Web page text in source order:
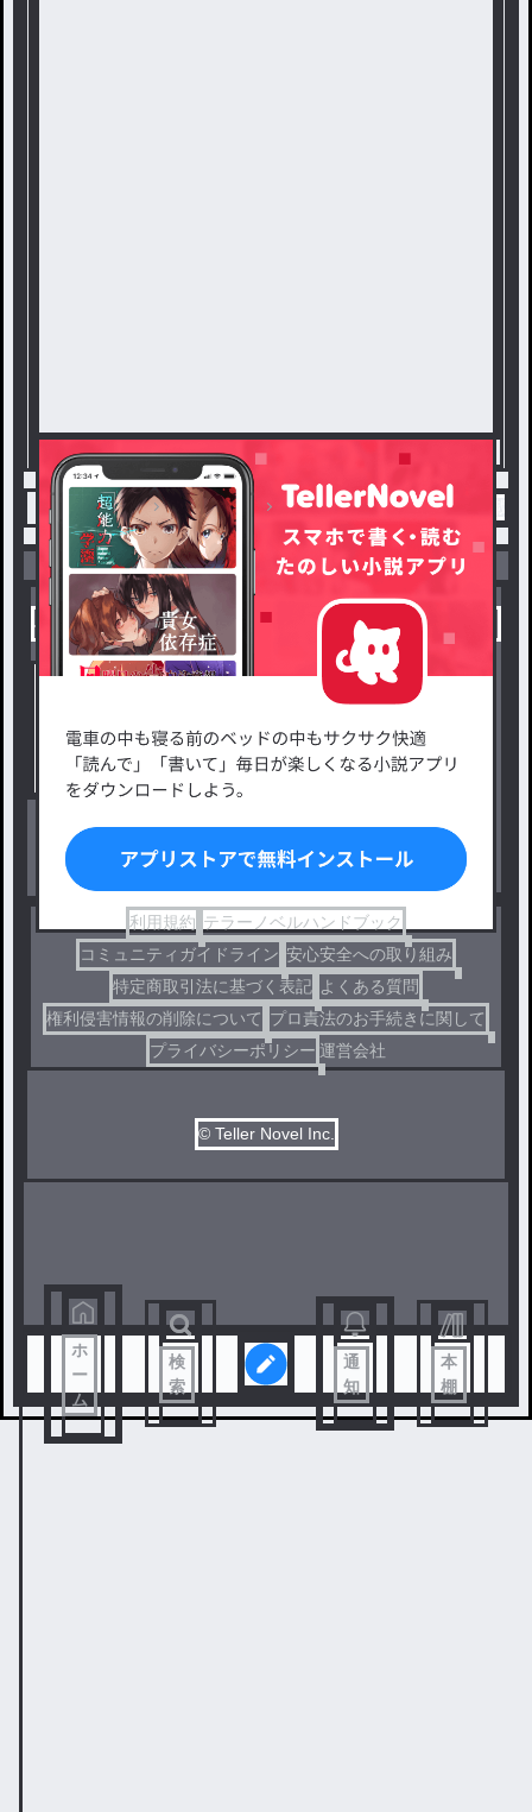
トップ お知らせ お知らせ部屋 / アイスの連載小
小説を探す
新着小説一覧
小説コンテスト応募・公募
出版・メディアミックス作品
ジャンルから探す
恋愛・ロマンス
ファンタジー・異世界・SF
ホラー・ミステリー
コメディ
利用規約 テラーノベルハンドブック
コミュニティガイドライン 安心安全への取り組み
特定商取引法に基づく表記 よくある質問
権利侵害情報の削除について プロ責法のお手続きに関して
プライバシーポリシー 運営会社
© Teller Novel Inc.
ホ
ー
ム
検
索
通
知
本
棚